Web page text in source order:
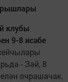
клубы
9-8 исә­бе
- Зәй, 8
очрашачак.